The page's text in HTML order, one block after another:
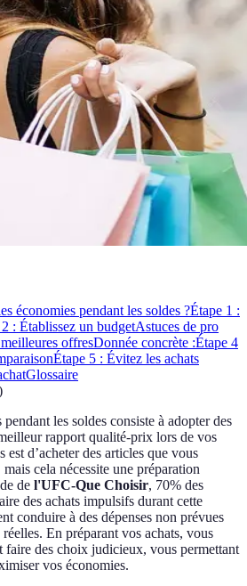
économies pendant les soldes ?Étape 1 :
: Établissez un budgetAstuces de pro
offresDonnée concrète :Étape 4
Étape 5 : Évitez les achats
Glossaire
les soldes consiste à adopter des
rapport qualité-prix lors de vos
est d’acheter des articles que vous
cela nécessite une préparation
de l'UFC-Que Choisir, 70% des
des achats impulsifs durant cette
conduire à des dépenses non prévues
En préparant vos achats, vous
faire des choix judicieux, vous permettant
vos économies.